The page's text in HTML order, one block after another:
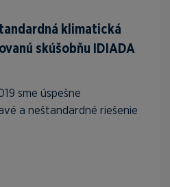
klimatická
skúšobňu IDIADA
sme úspešne
a neštandardné riešenie